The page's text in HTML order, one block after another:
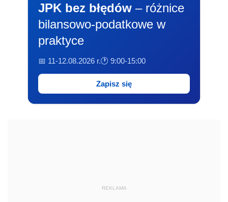
JPK bez błędów – różnice
bilansowo-podatkowe w
praktyce
📅 11-12.08.2026 r.🕐 9:00-15:00
Zapisz się
REKLAMA